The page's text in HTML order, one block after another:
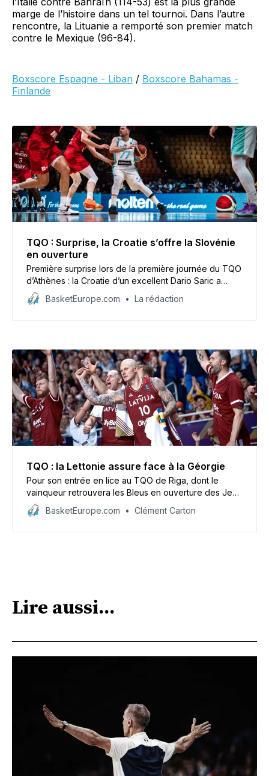
marge de l’histoire dans un tel tournoi. Dans l’autre
rencontre, la Lituanie a remporté son premier match
contre le Mexique (96-84).
Boxscore Espagne - Liban / Boxscore Bahamas -
Finlande
TQO : Surprise, la Croatie s’offre la Slovénie
en ouverture
Première surprise lors de la première journée du TQO
d’Athènes : la Croatie d’un excellent Dario Saric a
dominé la Slovénie d’un Luka Doncic maladroit mais
aussi en triple-double (108-92).
BasketEurope.com La rédaction
TQO : la Lettonie assure face à la Géorgie
Pour son entrée en lice au TQO de Riga, dont le
vainqueur retrouvera les Bleus en ouverture des Jeux
Olympiques de Paris, la Lettonie a affiché sa
domination contre la Géorgie (83-55).
BasketEurope.com Clément Carton
Lire aussi...